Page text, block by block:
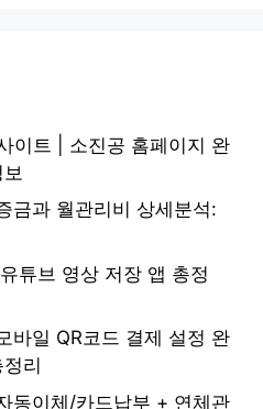
이트 | 소진공 홈페이지 완
금과 월관리비 상세분석:
튜브 영상 저장 앱 총정
바일 QR코드 결제 설정 완
리
동이체/카드납부 + 연체관